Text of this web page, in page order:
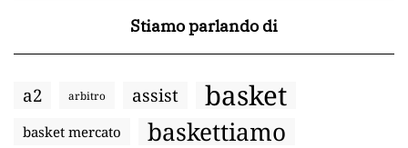
Stiamo parlando di
a2 arbitro assist basket
basket mercato baskettiamo